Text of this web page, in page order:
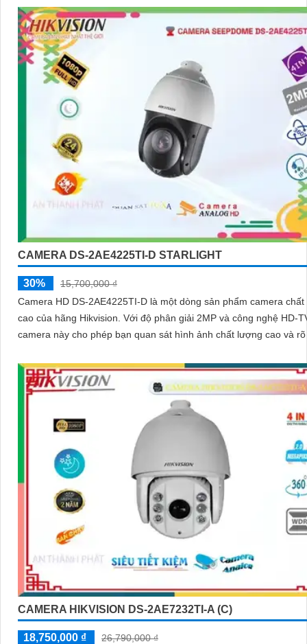
giám sát. - Giá cả phải chăng: Mặc dù chất lượng vượt trội,
vẫntin tưởngmức giá hợp lý, phù hợp với nhu cầu và túi tiền của
- Dễ sử dụng: Camera Hikvision được thiết kế đơn giản và dễ sử
bạn dễ dàng cài đặt và vận hành mà không cần kỹ năng chuyên
Nơi mua Camera Hikvision giá rẻ
Nếu bạn quan tâm đến việc lắp Camera Hikvision với giá ưu đãi,
ngay cửa hàng chuyên cung cấp sản phẩm an ninh uy tín. Với đội
viên chuyên nghiệp, bạn sẽ được tư vấn cụ thể về sản phẩm phù
cầu của mình.
Camera Hikvision không chỉ mang đến sự an toàn và bảo vệ cho
hoặc doanh nghiệp của bạn, mà còn là lựa chọn thông minh với giá
chăng và hình ảnh chất lượng sắc nét. Hãy đầu tư vào an ninh và
hơn với Camera Hikvision!
quan tâm đến sản phẩm Camera Hikvision giá rẻ và chất lượng.
CAMERA DS-2AE4225TI-D STARLIGHT
30%
15,700,000 ₫
Camera HD DS-2AE4225TI-D là một dòng sản phẩm camera
cao của hãng Hikvision. Với độ phân giải 2MP và công nghệ HD-TVI,
camera này cho phép bạn quan sát hình ảnh chất lượng cao và
CAMERA HIKVISION DS-2AE7232TI-A (C)
18,750,000 ₫
26,790,000 ₫